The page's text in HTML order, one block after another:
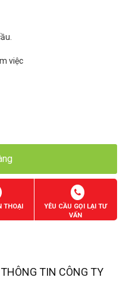
việc
THOẠI
YÊU CẦU GỌI LẠI TƯ
VẤN
THÔNG TIN CÔNG TY